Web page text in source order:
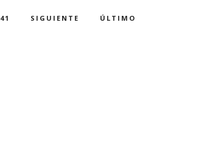
41 SIGUIENTE ÚLTIMO